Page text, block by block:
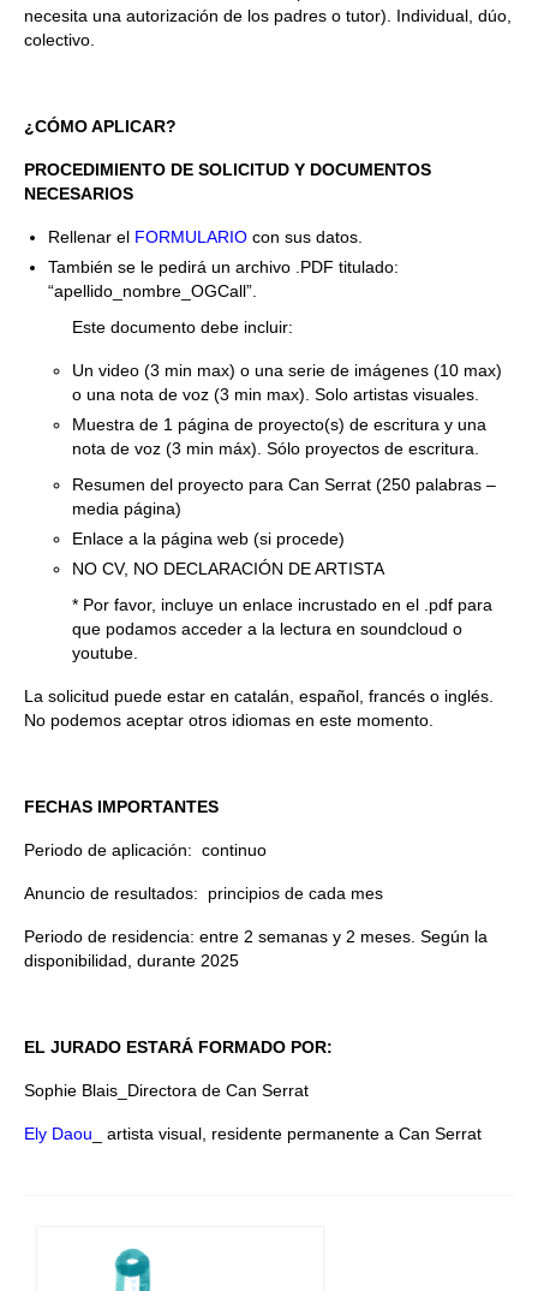
necesita una autorización de los padres o tutor). Individual, dúo,
colectivo.
¿CÓMO APLICAR?
PROCEDIMIENTO DE SOLICITUD Y DOCUMENTOS
NECESARIOS
Rellenar el FORMULARIO con sus datos.
También se le pedirá un archivo .PDF titulado:
“apellido_nombre_OGCall”.
Este documento debe incluir:
Un video (3 min max) o una serie de imágenes (10 max)
o una nota de voz (3 min max). Solo artistas visuales.
Muestra de 1 página de proyecto(s) de escritura y una
nota de voz (3 min máx). Sólo proyectos de escritura.
Resumen del proyecto para Can Serrat (250 palabras –
media página)
Enlace a la página web (si procede)
NO CV, NO DECLARACIÓN DE ARTISTA
* Por favor, incluye un enlace incrustado en el .pdf para
que podamos acceder a la lectura en soundcloud o
youtube.
La solicitud puede estar en catalán, español, francés o inglés.
No podemos aceptar otros idiomas en este momento.
FECHAS IMPORTANTES
Periodo de aplicación: continuo
Anuncio de resultados: principios de cada mes
Periodo de residencia: entre 2 semanas y 2 meses. Según la
disponibilidad, durante 2025
EL JURADO ESTARÁ FORMADO POR:
Sophie Blais_Directora de Can Serrat
Ely Daou _ artista visual, residente permanente a Can Serrat